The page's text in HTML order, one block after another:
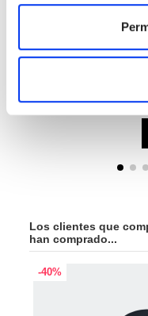
Overgrip Set 3 unidades
Los clientes que
han comprado...
-40%